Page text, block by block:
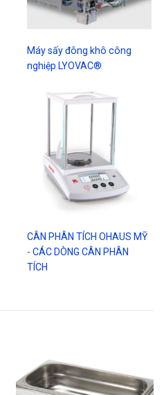
Máy sấy đông khô công
nghiệp LYOVAC®
CÂN PHÂN TÍCH OHAUS MỸ
- CÁC DÒNG CÂN PHÂN
TÍCH